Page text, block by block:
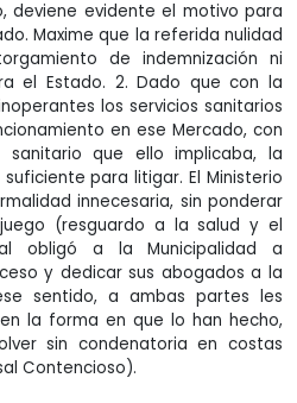
deviene evidente el motivo para
Maxime que la referida nulidad
de indemnización ni
el Estado. 2. Dado que con la
los servicios sanitarios
en ese Mercado, con
sanitario que ello implicaba, la
para litigar. El Ministerio
innecesaria, sin ponderar
(resguardo a la salud y el
obligó a la Municipalidad a
y dedicar sus abogados a la
sentido, a ambas partes les
la forma en que lo han hecho,
sin condenatoria en costas
Contencioso).